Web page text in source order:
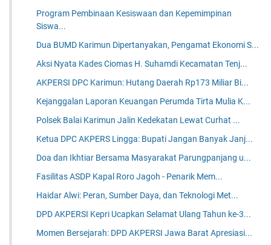
Program Pembinaan Kesiswaan dan Kepemimpinan
Siswa...
Dua BUMD Karimun Dipertanyakan, Pengamat Ekonomi S...
Aksi Nyata Kades Ciomas H. Suhamdi Kecamatan Tenj...
AKPERSI DPC Karimun: Hutang Daerah Rp173 Miliar Bi...
Kejanggalan Laporan Keuangan Perumda Tirta Mulia K...
Polsek Balai Karimun Jalin Kedekatan Lewat Curhat ...
Ketua DPC AKPERS Lingga: Bupati Jangan Banyak Janj...
Doa dan Ikhtiar Bersama Masyarakat Parungpanjang u...
Fasilitas ASDP Kapal Roro Jagoh - Penarik Mem...
Haidar Alwi: Peran, Sumber Daya, dan Teknologi Met...
DPD AKPERSI Kepri Ucapkan Selamat Ulang Tahun ke-3...
Momen Bersejarah: DPD AKPERSI Jawa Barat Apresiasi...